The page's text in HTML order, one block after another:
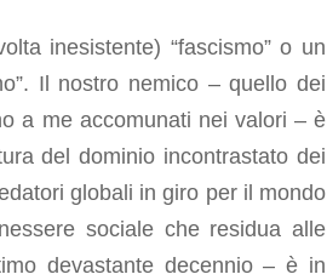
inesistente) “fascismo” o un
Il nostro nemico – quello dei
a me accomunati nei valori – è
del dominio incontrastato dei
globali in giro per il mondo
sociale che residua alle
devastante decennio – è in